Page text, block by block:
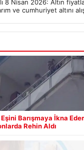
8 Nisan 2026: Altın
ve cumhuriyet altını
Barışmaya İkna
Rehin Aldı